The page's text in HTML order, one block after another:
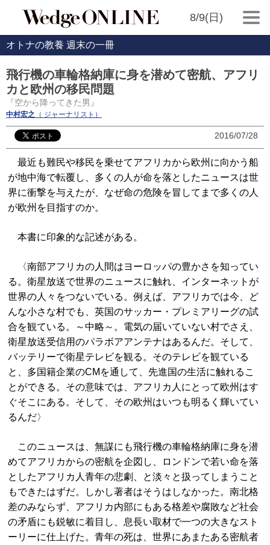
8/9(日)
オトナの教養 週末の一冊
飛行機の車輪格納庫に身を潜めて密航、アフリ
カと欧州の移民問題
『空から降ってきた男』
中村宏之 （ ジャーナリスト）
2016/07/28
最近も難民や移民を乗せてアフリカから欧州に向かう船
が地中海で転覆し、多くの人が命を落としたニュースは世
界に衝撃を与えたが、なぜ命の危険を冒してまで多くの人
が欧州を目指すのか。
本書に印象的な記述がある。
〈南部アフリカの人間はヨーロッパの豊かさを知ってい
る。衛星放送で世界のニュースに触れ、インターネットが
世界の人々をつないでいる。例えば、アフリカでは今、ど
んな小さな村でも、英国のサッカー・プレミアリーグの試
合を観ている。～中略～。電気の届いていない村でさえ、
衛星放送受信用のパラボアアンテナはあるんだ。そして、
バッテリーで衛星テレビを観る。そのテレビを観ている
と、多国籍企業のCMを通して、先進国の生活に触れるこ
とができる。その意味では、アフリカ人にとって欧州はす
ぐそこにある。そして、その欧州はいつも明るく輝いてい
るんだ〉
このニュースは、無謀にも飛行機の車輪格納庫に身を潜
めてアフリカからの密航を企図し、ロンドンで若い命を落
としたアフリカ人青年の悲劇、と淡々と扱ってしまうこと
もできたはずだ。しかし著者はそうはしなかった。南北格
差のみならず、アフリカ内部にもある格差や腐敗など社会
の矛盾にも鋭敏に着目し、息長い取材で一つの大きなスト
ーリーに仕上げた。青年の死は、世界にあまたある密航者